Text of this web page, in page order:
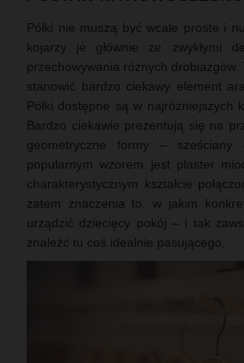
Półki nie muszą być wcale proste i
kojarzy je głównie ze zwykłymi
przechowywania różnych
stanowić bardzo ciekawy element
Półki dostępne są w najróżniejszych
Bardzo ciekawie prezentują się na
geometryczne formy – sześciany
popularnym wzorem jest plaster
charakterystycznym kształcie
zatem znaczenia to, w jakim
urządzić dziecięcy pokój – i tak
znaleźć tu coś idealnie pasującego.